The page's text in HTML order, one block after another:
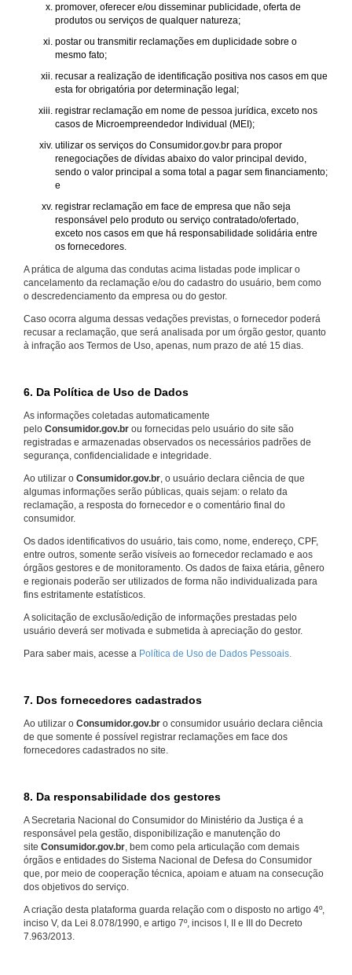
promover, oferecer e/ou disseminar publicidade, oferta de
produtos ou serviços de qualquer natureza;
postar ou transmitir reclamações em duplicidade sobre o
mesmo fato;
recusar a realização de identificação positiva nos casos em que
esta for obrigatória por determinação legal;
registrar reclamação em nome de pessoa jurídica, exceto nos
casos de Microempreendedor Individual (MEI);
utilizar os serviços do Consumidor.gov.br para propor
renegociações de dívidas abaixo do valor principal devido,
sendo o valor principal a soma total a pagar sem financiamento;
e
registrar reclamação em face de empresa que não seja
responsável pelo produto ou serviço contratado/ofertado,
exceto nos casos em que há responsabilidade solidária entre
os fornecedores.
A prática de alguma das condutas acima listadas pode implicar o
cancelamento da reclamação e/ou do cadastro do usuário, bem como
o descredenciamento da empresa ou do gestor.
Caso ocorra alguma dessas vedações previstas, o fornecedor poderá
recusar a reclamação, que será analisada por um órgão gestor, quanto
à infração aos Termos de Uso, apenas, num prazo de até 15 dias.
6. Da Política de Uso de Dados
As informações coletadas automaticamente
pelo Consumidor.gov.br ou fornecidas pelo usuário do site são
registradas e armazenadas observados os necessários padrões de
segurança, confidencialidade e integridade.
Ao utilizar o Consumidor.gov.br , o usuário declara ciência de que
algumas informações serão públicas, quais sejam: o relato da
reclamação, a resposta do fornecedor e o comentário final do
consumidor.
Os dados identificativos do usuário, tais como, nome, endereço, CPF,
entre outros, somente serão visíveis ao fornecedor reclamado e aos
órgãos gestores e de monitoramento. Os dados de faixa etária, gênero
e regionais poderão ser utilizados de forma não individualizada para
fins estritamente estatísticos.
A solicitação de exclusão/edição de informações prestadas pelo
usuário deverá ser motivada e submetida à apreciação do gestor.
Para saber mais, acesse a Política de Uso de Dados Pessoais.
7. Dos fornecedores cadastrados
Ao utilizar o Consumidor.gov.br o consumidor usuário declara ciência
de que somente é possível registrar reclamações em face dos
fornecedores cadastrados no site.
8. Da responsabilidade dos gestores
A Secretaria Nacional do Consumidor do Ministério da Justiça é a
responsável pela gestão, disponibilização e manutenção do
site Consumidor.gov.br, bem como pela articulação com demais
órgãos e entidades do Sistema Nacional de Defesa do Consumidor
que, por meio de cooperação técnica, apoiam e atuam na consecução
dos objetivos do serviço.
A criação desta plataforma guarda relação com o disposto no artigo 4º,
inciso V, da Lei 8.078/1990, e artigo 7º, incisos I, II e III do Decreto
7.963/2013.